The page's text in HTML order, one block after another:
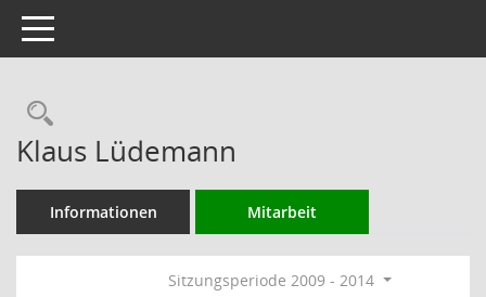
Toggle navigation
Rechercheauswahl
Klaus Lüdemann
Informationen Mitarbeit
Sitzungsperiode 2009 - 2014